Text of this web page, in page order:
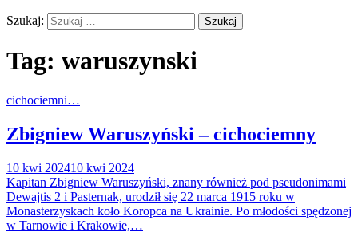
Szukaj:
Tag: waruszynski
cichociemni…
Zbigniew Waruszyński – cichociemny
10 kwi 202410 kwi 2024
Kapitan Zbigniew Waruszyński, znany również pod pseudonimami
Dewajtis 2 i Pasternak, urodził się 22 marca 1915 roku w
Monasterzyskach koło Koropca na Ukrainie. Po młodości spędzonej
w Tarnowie i Krakowie,…